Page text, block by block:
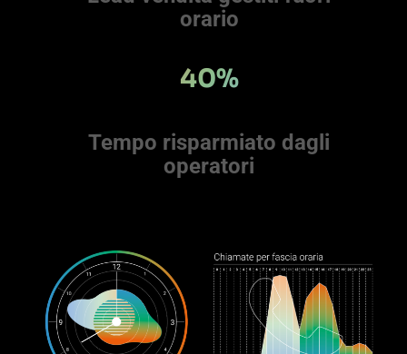
orario
40%
Tempo risparmiato dagli
operatori